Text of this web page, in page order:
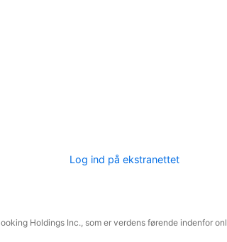
Log ind på ekstranettet
Holdings Inc., som er verdens førende indenfor